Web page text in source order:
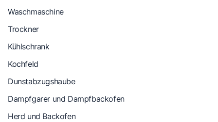
Waschmaschine
Trockner
Kühlschrank
Kochfeld
Dunstabzugshaube
Dampfgarer und Dampfbackofen
Herd und Backofen